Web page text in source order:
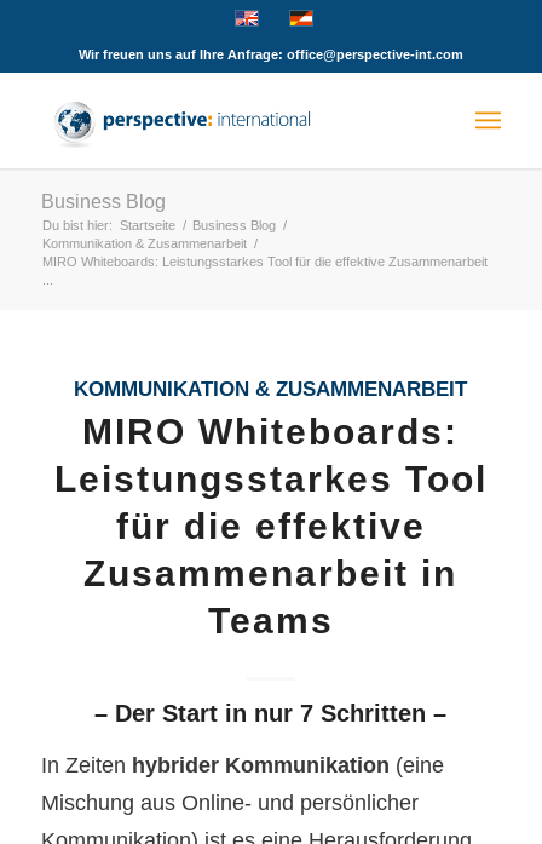
Wir freuen uns auf Ihre Anfrage: office@perspective-int.com
Business Blog
Du bist hier: Startseite / Business Blog /
Kommunikation & Zusammenarbeit /
MIRO Whiteboards: Leistungsstarkes Tool für die effektive Zusammenarbeit
KOMMUNIKATION & ZUSAMMENARBEIT
MIRO Whiteboards:
Leistungsstarkes Tool
für die effektive
Zusammenarbeit in
Teams
– Der Start in nur 7 Schritten –
In Zeiten hybrider Kommunikation (eine
Mischung aus Online- und persönlicher